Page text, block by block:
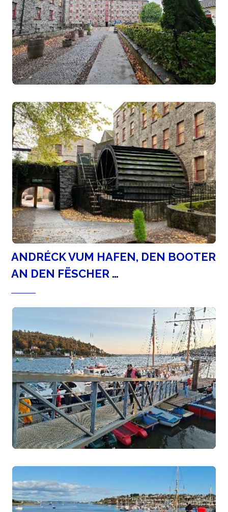
ANDRÉCK VUM HAFEN, DEN BOOTER
AN DEN FËSCHER …